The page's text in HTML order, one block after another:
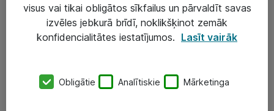
Darba vietu IT risinājumi
Serveri un datu centri
SIA „ATEA”
visus vai tikai obligātos sīkfailus un pārvaldīt savas
izvēles jebkurā brīdī, noklikšķinot zemāk
konfidencialitātes iestatījumos. Lasīt vairāk
Obligātie Analītiskie Mārketinga